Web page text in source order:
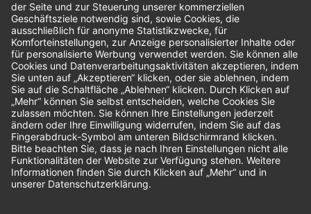
Bestellungen
Sendung verfolgen
Geprüfter Shop